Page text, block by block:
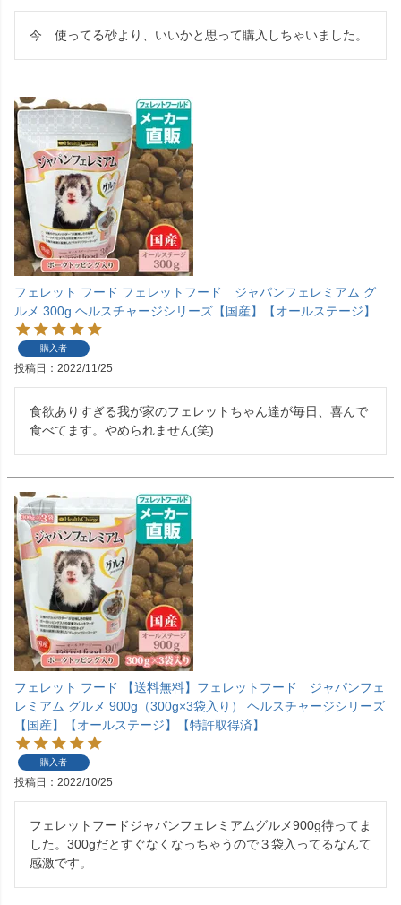
今…使ってる砂より、いいかと思って購入しちゃいました。
フェレット フード フェレットフード ジャパンフェレミアム グ
ルメ 300g ヘルスチャージシリーズ【国産】【オールステージ】
購入者
投稿日 2022/11/25
食欲ありすぎる我が家のフェレットちゃん達が毎日、喜んで
食べてます。やめられません(笑)
フェレット フード 【送料無料】フェレットフード ジャパンフェ
レミアム グルメ 900g（300g×3袋入り） ヘルスチャージシリーズ
【国産】【オールステージ】【特許取得済】
購入者
投稿日 2022/10/25
フェレットフードジャパンフェレミアムグルメ900g待ってま
した。300gだとすぐなくなっちゃうので３袋入ってるなんて
感激です。